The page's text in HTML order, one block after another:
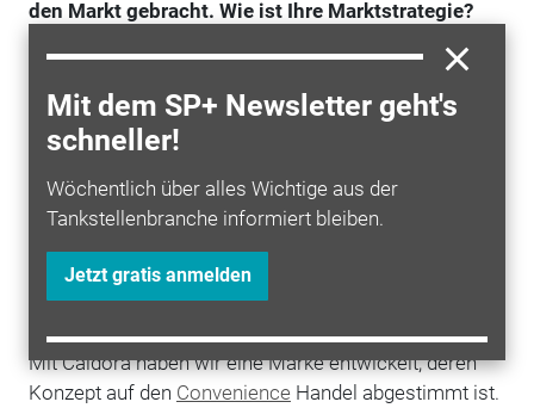
Mit dem SP+ Newsletter geht's
schneller!
Wöchentlich über alles Wichtige aus der
Tankstellenbranche informiert bleiben.
Jetzt gratis anmelden
den Markt gebracht. Wie ist Ihre Marktstrategie?
Wir sind überzeugt, dass sichQualitätam Ende
durchsetzt. Daher setzen wir auf Qualität Made in
Germany und wollen Produkt und Marke sicher im
Markt aufbauen. Für Caldora suchen wir gezielt
Partner im stationären
Handel , um die Marke
gemeinsam kontrolliert und stabil aufzubauen, ohne
Und wie sieht es mit dem Verkauf an Tankstellen
Mit Caldora haben wir eine Marke entwickelt, deren
Konzept auf den Convenience Handel abgestimmt ist.